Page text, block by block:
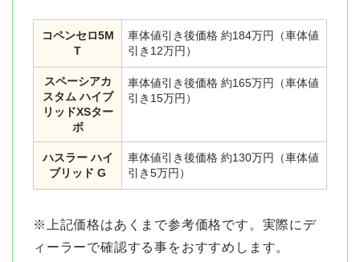
コペンセロ5M
T
車体値引き後価格 約184万円（車体値
引き12万円）
スペーシアカ
スタム ハイブ
リッドXSター
ボ
車体値引き後価格 約165万円（車体値
引き15万円）
ハスラー ハイ
ブリッド G
車体値引き後価格 約130万円（車体値
引き5万円）
※上記価格はあくまで参考価格です。実際にデ
ィーラーで確認する事をおすすめします。